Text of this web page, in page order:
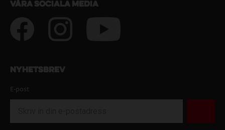
Våra sociala media
Nyhetsbrev
E-post